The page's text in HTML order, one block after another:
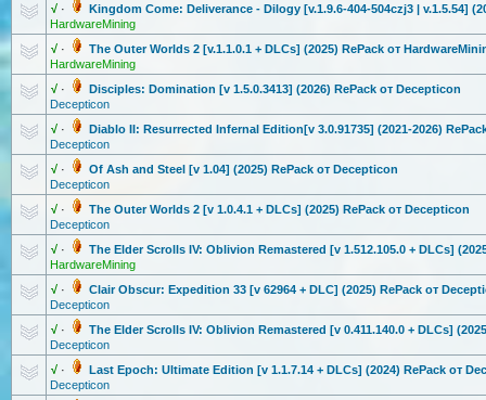
√ · Kingdom Come: Deliverance - Dilogy [v.1.9.6-404-504czj3 | v.1.5.54]
HardwareMining
√ · The Outer Worlds 2 [v.1.1.0.1 + DLCs] (2025) RePack от HardwareMini
HardwareMining
√ ·
Disciples: Domination [v 1.5.0.3413] (2026) RePack от Decepticon
Decepticon
√ ·
Diablo II: Resurrected Infernal Edition[v 3.0.91735] (2021-2026)
Decepticon
√ ·
Of Ash and Steel [v 1.04] (2025) RePack от Decepticon
Decepticon
√ ·
The Outer Worlds 2 [v 1.0.4.1 + DLCs] (2025) RePack от Decepticon
Decepticon
√ ·
The Elder Scrolls IV: Oblivion Remastered [v 1.512.105.0 + DLCs]
HardwareMining
√ ·
Clair Obscur: Expedition 33 [v 62964 + DLC] (2025) RePack от
Decepticon
√ ·
The Elder Scrolls IV: Oblivion Remastered [v 0.411.140.0 + DLCs]
Decepticon
√ ·
Last Epoch: Ultimate Edition [v 1.1.7.14 + DLCs] (2024) RePack от
Decepticon